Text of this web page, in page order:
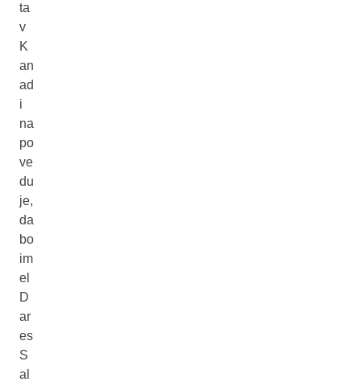
ta
v
K
an
ad
i
na
po
ve
du
je,
da
bo
im
el
D
ar
es
S
al